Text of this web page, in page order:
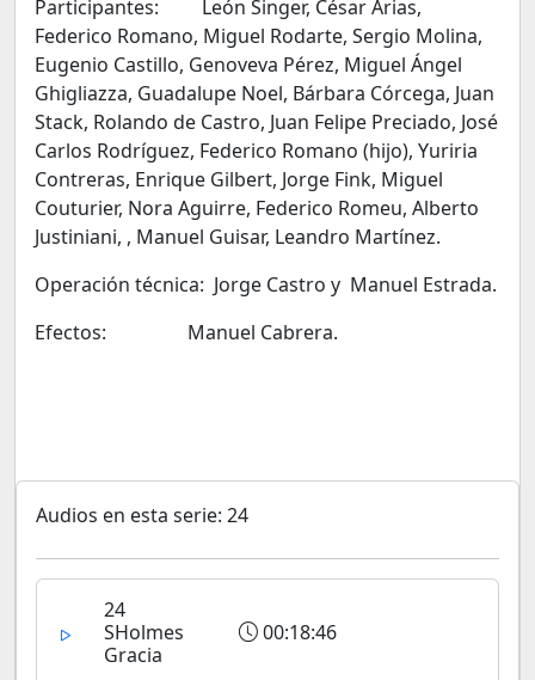
Participantes: León Singer, César Arias,
Federico Romano, Miguel Rodarte, Sergio Molina,
Eugenio Castillo, Genoveva Pérez, Miguel Ángel
Ghigliazza, Guadalupe Noel, Bárbara Córcega, Juan
Stack, Rolando de Castro, Juan Felipe Preciado, José
Carlos Rodríguez, Federico Romano (hijo), Yuriria
Contreras, Enrique Gilbert, Jorge Fink, Miguel
Couturier, Nora Aguirre, Federico Romeu, Alberto
Justiniani, , Manuel Guisar, Leandro Martínez.
Operación técnica: Jorge Castro y Manuel Estrada.
Efectos: Manuel Cabrera.
Audios en esta serie: 24
24
SHolmes
Gracia
00:18:46